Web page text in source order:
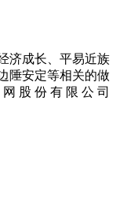
成长、平易近族
陲安定等相关的做
股 份 有 限 公 司